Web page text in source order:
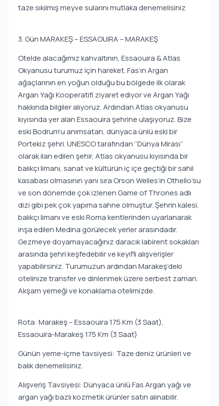
taze sıkılmış meyve sularını mutlaka denemelisiniz
3. Gün MARAKEŞ – ESSAOUIRA – MARAKEŞ
Otelde alacağımız kahvaltının, Essaouira & Atlas
Okyanusu turumuz için hareket. Fas’ın Argan
ağaçlarının en yoğun olduğu bu bölgede ilk olarak
Argan Yağı Kooperatifi ziyaret ediyor ve Argan Yağı
hakkında bilgiler alıyoruz. Ardından Atlas okyanusu
kıyısında yer alan Essaouira şehrine ulaşıyoruz. Bize
eski Bodrum’u anımsatan, dünyaca ünlü eski bir
Portekiz şehri. UNESCO tarafından ‘’Dünya Mirası’’
olarak ilan edilen şehir, Atlas okyanusu kıyısında bir
balıkçı limanı, sanat ve kültürün iç içe geçtiği bir sahil
kasabası olmasının yanı sıra Orson Welles’in Othello’su
ve son dönemde çok izlenen Game of Thrones adlı
dizi gibi pek çok yapıma sahne olmuştur. Şehrin kalesi,
balıkçı limanı ve eski Roma kentlerinden uyarlanarak
inşa edilen Medina görülecek yerler arasındadır.
Gezmeye doyamayacağınız daracık labirent sokakları
arasında şehri keşfedebilir ve keyifli alışverişler
yapabilirsiniz. Turumuzun ardından Marakeş’deki
otelinize transfer ve dinlenmek üzere serbest zaman.
Akşam yemeği ve konaklama otelimizde.
Rota: Marakeş – Essaouira 175 Km (3 Saat),
Essaouira-Marakeş 175 Km (3 Saat)
Günün yeme-içme tavsiyesi: Taze deniz ürünleri ve
balık denemelisiniz.
Alışveriş Tavsiyesi: Dünyaca ünlü Fas Argan yağı ve
argan yağı bazlı kozmetik ürünler satın alınabilir.